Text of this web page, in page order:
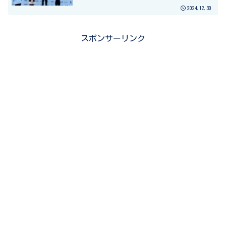
男女ともに４レース成立。５日間来場
2024.12.30
スポンサーリンク